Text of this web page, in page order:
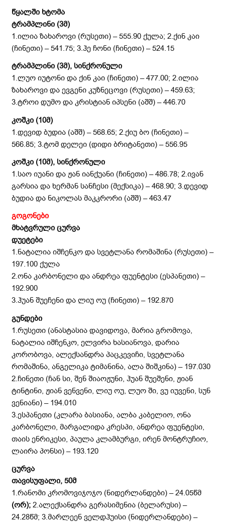
წყალში ხტომა
ტრამპლინი (3მ)
1.ილია ზახაროვი (რუსეთი) – 555.90 ქულა; 2.ქინ კაი
(ჩინეთი) – 541.75; 3.ჰე ჩონი (ჩინეთი) – 524.15
ტრამპლინი (3მ), სინქრონული
1.ლუო იუტონი და ქინ კაი (ჩინეთი) – 477.00; 2.ილია
ზახაროვი და ევგენი კუზნეცოვი (რუსეთი) – 459.63;
3.ტროი დუმო და კრისტიან იპსენი (აშშ) – 446.70
კოშკი (10მ)
1.დევიდ ბუდია (აშშ) – 568.65; 2.ქიუ ბო (ჩინეთი) –
566.85; 3.ტომ დელეი (დიდი ბრიტანეთი) – 556.95
კოშკი (10მ), სინქრონული
1.საო იუანი და ჟან იანქუანი (ჩინეთი) – 486.78; 2.ივან
გარსია და ხერმან სანჩესი (მექსიკა) – 468.90; 3.დევიდ
ბუდია და ნიკოლას მაკკრორი (აშშ) – 463.47
გოგონები
მხატვრული ცურვა
დუეტები
1.ნატალია იშჩენკო და სვეტლანა რომაშინა (რუსეთი) –
197.100 ქულა
2.ონა კარბონელი და ანდრეა ფუენტესი (ესპანეთი) –
192.900
3.ჰუან შუეჩენი და ლიუ ოუ (ჩინეთი) – 192.870
გუნდები
1.რუსეთი (ანასტასია დავიდოვა, მარია გრომოვა,
ნატალია იშჩენკო, ელვირა ხასიანოვა, დარია
კორობოვა, ალექსანდრა პაცკევიჩი, სვეტლანა
რომაშინა, ანგელიკა ტიმანინა, ალა შიშკინა) – 197.030
2.ჩინეთი (ჩან სი, შენ შიაოჟუნი, ჰუან შუეშენი, ჟიან
ტინტინი, ჟიან ვენვენი, ლიუ ოუ, ლუო ში, ვუ იუვენი, სუნ
ვენიანი) – 194.010
3.ესპანეთი (კლარა ბასიანა, ალბა კაბელიო, ონა
კარბონელი, მარგალიდა კრესპი, ანდრეა ფუენტესი,
თაის ენრიკესი, პაულა კლამბურგი, ირენ მონტრუჩიო,
ლაირა პონსი) – 193.120
ცურვა
თავისუფალი, 50მ
1.რანომი კრომოვიჯოჯო (ნიდერლანდები) – 24.05წმ
(ორ); 2.ალექსანდრა გერასიმენია (ბელარუსი) –
24.28წმ; 3.მარლეენ ველდჰუისი (ნიდერლანდები) –